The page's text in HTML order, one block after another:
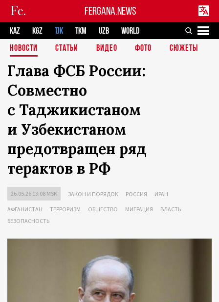
FERGANA.NEWS
KAZ KGZ TJK TKM UZB
WORLD
НОВОСТИ
СТАТЬИ ВИДЕО ФОТО СЮЖЕТЫ
Глава ФСБ России:
Совместно
с Таджикистаном
и Узбекистаном
предотвращен ряд
терактов в РФ
26.05.26 13:08 MSK ЗАКОН И ПОРЯДОК РОССИЯ ИРАН
АФГАНИСТАН ТЕРРОРИЗМ ОБЩЕСТВО МИГРАЦИЯ
ВЛАСТЬ
БЕЗОПАСНОСТЬ